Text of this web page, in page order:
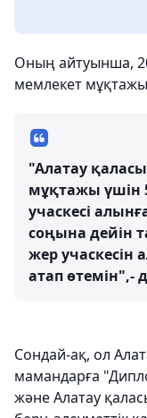
Оның айтуынша,
мемлекет
"Алатау
мұқтажы үшін
учаскесі
соңына дейін
жер учаскесін
атап өтемін",-
Сондай-ақ, ол
мамандарға
және Алатау